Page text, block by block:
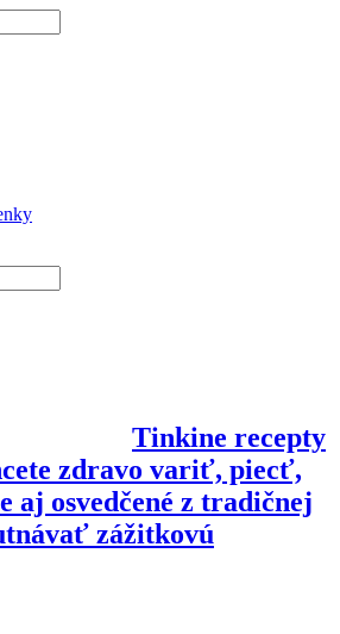
Tinkine recepty
zdravo variť, piecť,
aj osvedčené z tradičnej
zážitkovú